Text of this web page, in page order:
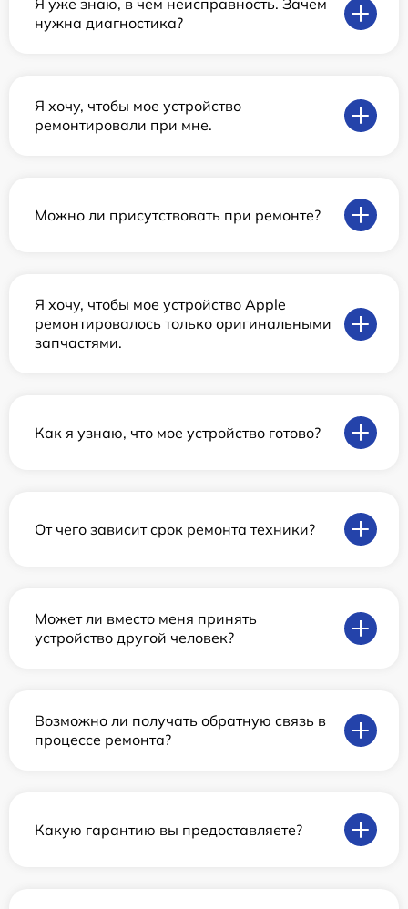
Я уже знаю, в чем неисправность. Зачем
нужна диагностика?
Я хочу, чтобы мое устройство
ремонтировали при мне.
Можно ли присутствовать при ремонте?
Я хочу, чтобы мое устройство Apple
ремонтировалось только оригинальными
запчастями.
Как я узнаю, что мое устройство готово?
От чего зависит срок ремонта техники?
Может ли вместо меня принять
устройство другой человек?
Возможно ли получать обратную связь в
процессе ремонта?
Какую гарантию вы предоставляете?